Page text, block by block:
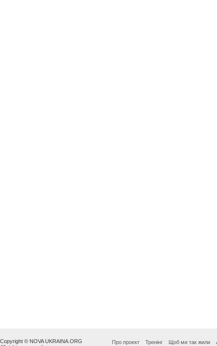
Copyright © NOVA UKRAINA.ORG
Про проект Тренінг Щоб ми так жили